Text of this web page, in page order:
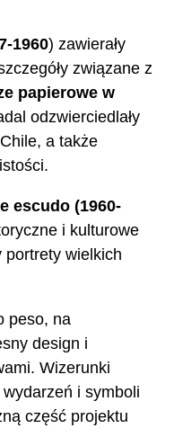
1960) zawierały
związane z
papierowe w
odzwierciedlały
a także
escudo (1960-
i kulturowe
portrety wielkich
peso, na
design i
Wizerunki
i symboli
część projektu